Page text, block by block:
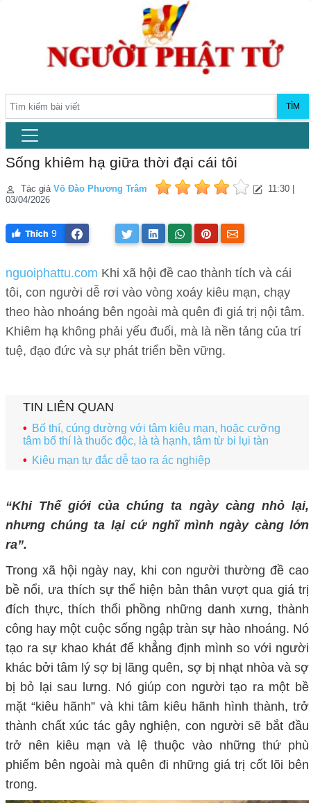
TÌM
Sống khiêm hạ giữa thời đại cái tôi
Tác giả Võ Đào Phương Trâm
11:30 |
03/04/2026
9
nguoiphattu.com Khi xã hội đề cao thành tích và cái
tôi, con người dễ rơi vào vòng xoáy kiêu mạn, chạy
theo hào nhoáng bên ngoài mà quên đi giá trị nội tâm.
Khiêm hạ không phải yếu đuối, mà là nền tảng của trí
tuệ, đạo đức và sự phát triển bền vững.
TIN LIÊN QUAN
Bố thí, cúng dường với tâm kiêu mạn, hoặc cưỡng
tâm bố thí là thuốc độc, là tà hạnh, tâm từ bi lụi tàn
Kiêu mạn tự đắc dễ tạo ra ác nghiệp
“Khi Thế giới của chúng ta ngày càng nhỏ lại,
nhưng chúng ta lại cứ nghĩ mình ngày càng lớn
ra”.
Trong xã hội ngày nay, khi con người thường đề cao
bề nổi, ưa thích sự thể hiện bản thân vượt qua giá trị
đích thực, thích thổi phồng những danh xưng, thành
công hay một cuộc sống ngập tràn sự hào nhoáng. Nó
tạo ra sự khao khát để khẳng định mình so với người
khác bởi tâm lý sợ bị lãng quên, sợ bị nhạt nhòa và sợ
bị bỏ lại sau lưng. Nó giúp con người tạo ra một bề
mặt “kiêu hãnh” và khi tâm kiêu hãnh hình thành, trở
thành chất xúc tác gây nghiện, con người sẽ bắt đầu
trở nên kiêu mạn và lệ thuộc vào những thứphù
phiếm bên ngoài mà quên đi những giá trị cốt lõi bên
trong.